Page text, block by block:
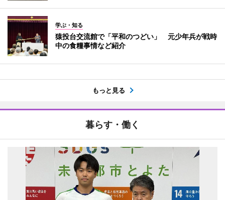
学ぶ・知る
猿投台交流館で「平和のつどい」 元少年兵が戦時
中の食糧事情など紹介
もっと見る
暮らす・働く